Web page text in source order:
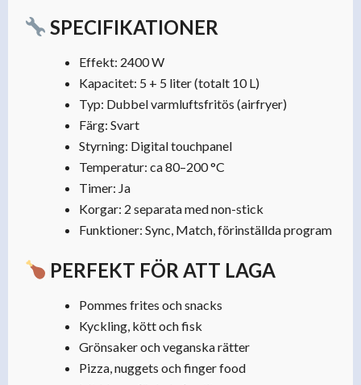
SPECIFIKATIONER
Effekt: 2400 W
Kapacitet: 5 + 5 liter (totalt 10 L)
Typ: Dubbel varmluftsfritös (airfryer)
Färg: Svart
Styrning: Digital touchpanel
Temperatur: ca 80–200 °C
Timer: Ja
Korgar: 2 separata med non-stick
Funktioner: Sync, Match, förinställda program
PERFEKT FÖR ATT LAGA
Pommes frites och snacks
Kyckling, kött och fisk
Grönsaker och veganska rätter
Pizza, nuggets och finger food